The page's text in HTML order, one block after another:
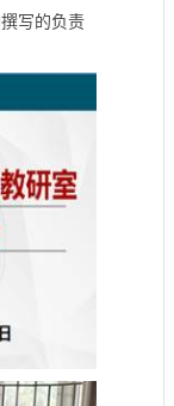
写的负责